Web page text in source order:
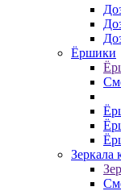
Ёршики
Зеркала